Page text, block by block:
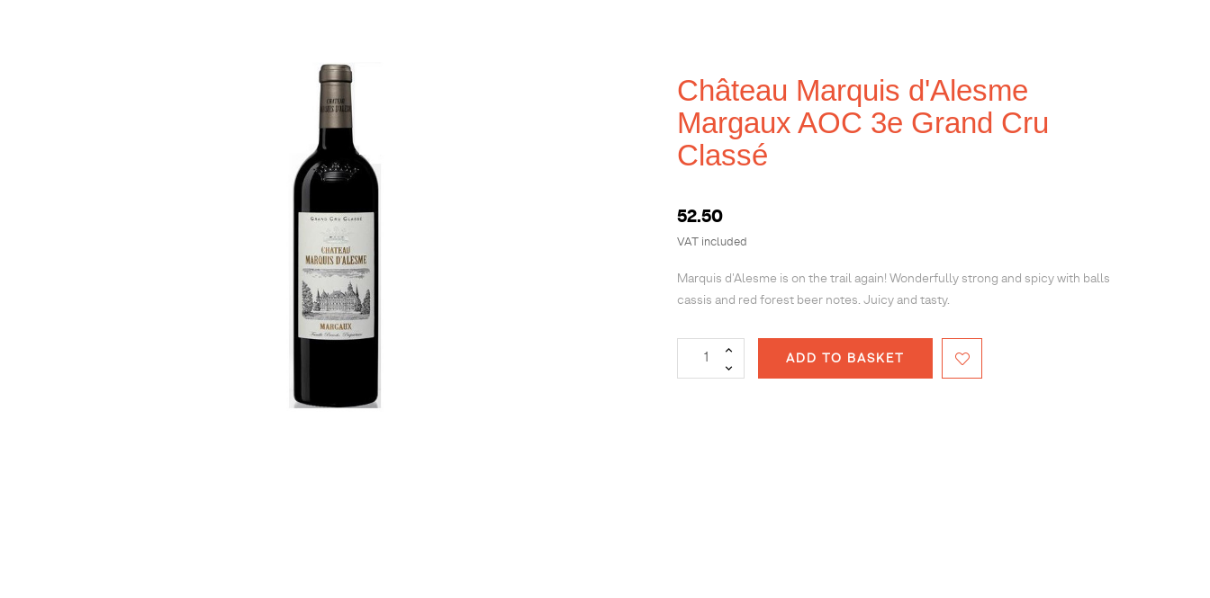
Château Marquis d'Alesme
Margaux AOC 3e Grand Cru
Classé
52.50
VAT included
Marquis d'Alesme is on the trail again! Wonderfully strong and spicy with balls
cassis and red forest beer notes. Juicy and tasty.
ADD TO BASKET